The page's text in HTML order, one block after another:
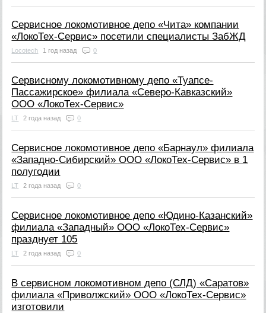
Сервисное локомотивное депо «Чита» компании
«ЛокоТех-Сервис» посетили специалисты ЗабЖД
Locotech 1 год назад 0
Сервисному локомотивному депо «Туапсе-
Пассажирское» филиала «Северо-Кавказский»
ООО «ЛокоТех-Сервис»
LT 2 года назад 0
Сервисное локомотивное депо «Барнаул» филиала
«Западно-Сибирский» ООО «ЛокоТех-Сервис» в 1
полугодии
LT 2 года назад 0
Сервисное локомотивное депо «Юдино-Казанский»
филиала «Западный» ООО «ЛокоТех-Сервис»
празднует 105
LT 2 года назад 0
В сервисном локомотивном депо (СЛД) «Саратов»
филиала «Приволжский» ООО «ЛокоТех-Сервис»
изготовили